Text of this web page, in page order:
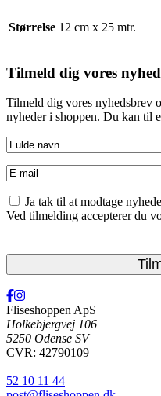
Størrelse 12 cm x 25 mtr.
Tilmeld dig vores
Tilmeld dig vores nyhedsbrev
nyheder i shoppen. Du kan til
Fulde
navn(Påkrævet)
E-
mail(Påkrævet)
Accepter
betingelser(Påkrævet)
Ja tak til at modtage
Ved tilmelding accepterer du
Fliseshoppen ApS
Holkebjergvej 106
5250 Odense SV
CVR: 42790109
52 10 11 44